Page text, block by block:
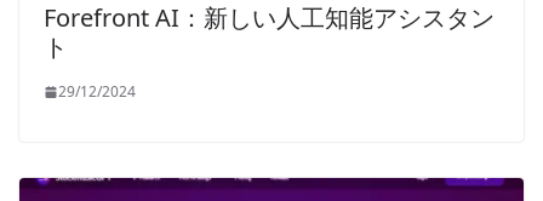
Forefront AI：新しい人工知能アシスタン
ト
29/12/2024